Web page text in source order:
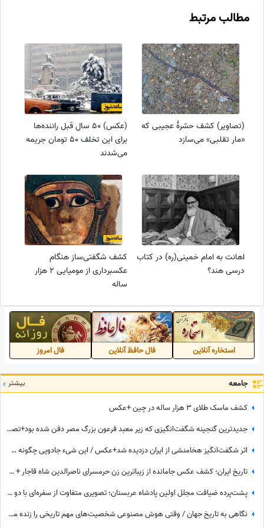
مطالب مرتبط
(تصاویر) کشف حشرۀ عجیبی که
«مار تقلبی» می‌سازد
(عکس) 50 سال قبل راننده‌ها
برای این تخلف 50 تومان جریمه
می‌شدند
اهانت به امام خمینی(ره) در کتاب
درسی هند؟
کشف شگفتی‌ساز هنگام
عکسبرداری از مومیایی 2 هزار
ساله
استخاره آنلاین فال حافظ آنلاین فال امروز
جامعه بیشتر
کشف ماسک طلای 3 هزار ساله در چین +عکس
جدیدترین گنجینه شگفت‌انگیزی که زیر معبد فرعون بزرگ مصر دفن شده بود+تصاویر/ معبد فراعنه بعد از هر اکتشاف حیرت‌انگیزتر میشه
اثر شگفت‌انگیز هخامنشی از ایران دزدیده شد+عکس / این شیء جادویی چگونه سر از انگلیس درآورد؟‌
تاریخ ایران؛ کشف عکس جامانده از زیباترین زن حرمسرای ناصرالدین شاه قاجار + عکس
پشت‌پرده ضیافت مجلل اولین پادشاه عربستان؛ تصویری متفاوت از سفره‌ای با دو شتر کامل
نگاهی به تاریخ جهان / وقتی هوش مصنوعی شخصیت‌های مهم تاریخی را زنده می‌کند؛ از ملکه نفرتیتی و ویکتوریا تا اسکندر مقدونی و چنگیزخان + ویدئو